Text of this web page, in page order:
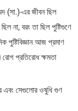
(সা.)-এর জীবন ছিল
না, বরং তা ছিল পুষ্টিগুণে
পুষ্টিবিজ্ঞান আজ প্রমাণ
রোগ প্রতিরোধ ক্ষমতা
এবং সেগুলোর ওষুধি গুণ